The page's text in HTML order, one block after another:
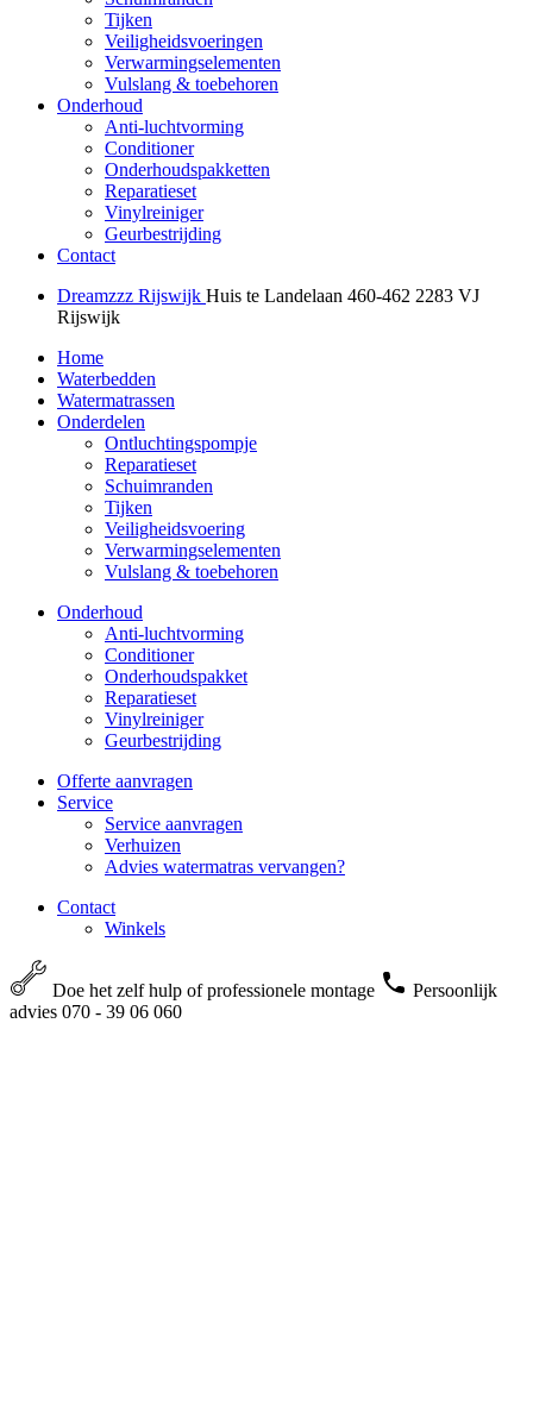
Tijken
Veiligheidsvoeringen
Verwarmingselementen
Vulslang & toebehoren
Onderhoud
Anti-luchtvorming
Conditioner
Onderhoudspakketten
Reparatieset
Vinylreiniger
Geurbestrijding
Contact
Dreamzzz Rijswijk Huis te Landelaan 460-462 2283 VJ
Rijswijk
Home
Waterbedden
Watermatrassen
Onderdelen
Ontluchtingspompje
Reparatieset
Schuimranden
Tijken
Veiligheidsvoering
Verwarmingselementen
Vulslang & toebehoren
Onderhoud
Anti-luchtvorming
Conditioner
Onderhoudspakket
Reparatieset
Vinylreiniger
Geurbestrijding
Offerte aanvragen
Service
Service aanvragen
Verhuizen
Advies watermatras vervangen?
Contact
Winkels
Doe het zelf hulp of professionele montage
Persoonlijk
advies 070 - 39 06 060